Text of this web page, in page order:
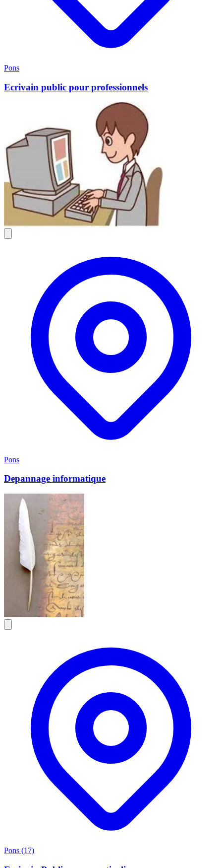
Pons
Ecrivain public pour professionnels
Pons
Depannage informatique
Pons (17)